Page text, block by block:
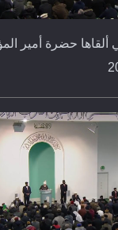
حضرة أمير